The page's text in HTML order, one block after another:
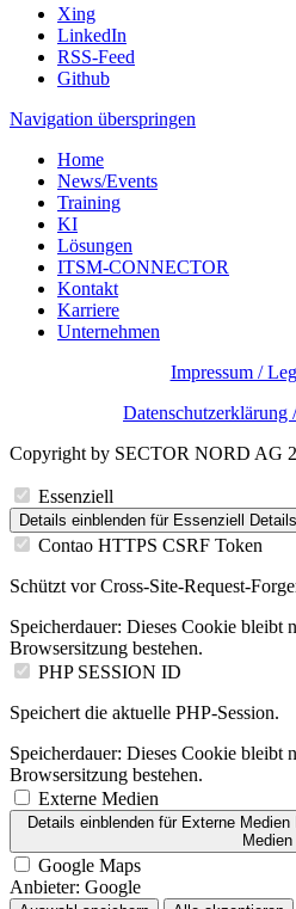
Xing
LinkedIn
RSS-Feed
Github
Navigation überspringen
Home
News/Events
Training
KI
Lösungen
ITSM-CONNECTOR
Kontakt
Karriere
Unternehmen
Impressum /
Copyright by SECTOR NORD AG
Essenziell
Details einblenden für Essenziell
Contao HTTPS CSRF Token
Schützt vor Cross-Site-Request-
Speicherdauer: Dieses Cookie bleibt
Browsersitzung bestehen.
PHP SESSION ID
Speichert die aktuelle PHP-Session.
Speicherdauer: Dieses Cookie bleibt
Browsersitzung bestehen.
Externe Medien
Details einblenden für Externe Medien
Medien
Google Maps
Anbieter: Google